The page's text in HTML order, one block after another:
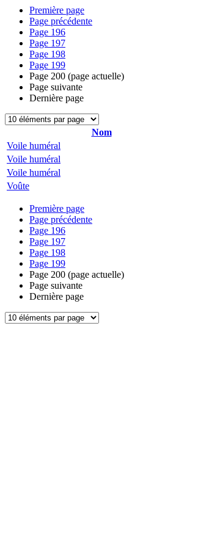
Première page
Page précédente
Page 196
Page 197
Page 198
Page 199
Page 200 (page actuelle)
Page suivante
Dernière page
Nom
Voile huméral
Voile huméral
Voile huméral
Voûte
Première page
Page précédente
Page 196
Page 197
Page 198
Page 199
Page 200 (page actuelle)
Page suivante
Dernière page